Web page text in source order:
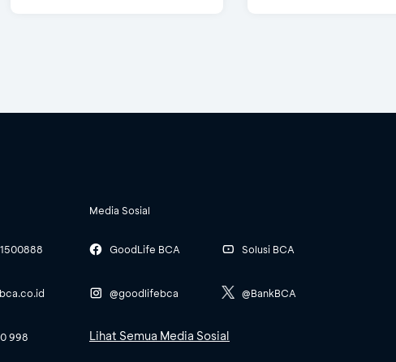
998
Media Sosial
GoodLife BCA
@goodlifebca
Solusi BCA
@BankBCA
Lihat Semua Media Sosial